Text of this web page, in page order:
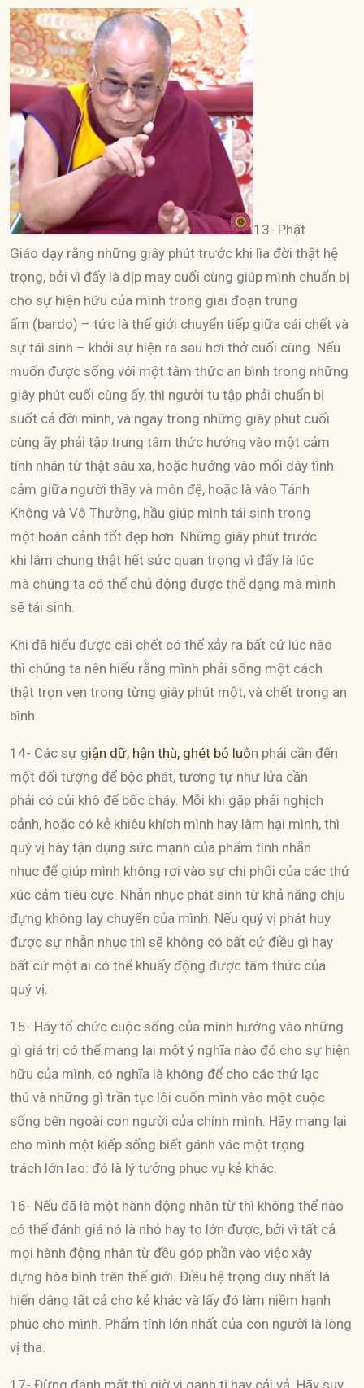
13- Phật
Giáo dạy rằng những giây phút trước khi lìa đời thật hệ
trọng, bởi vì đấy là dịp may cuối cùng giúp mình chuẩn bị
cho sự hiện hữu của mình trong giai đoạn trung
ấm (bardo) – tức là thế giới chuyển tiếp giữa cái chết và
sự tái sinh – khởi sự hiện ra sau hơi thở cuối cùng. Nếu
muốn được sống với một tâm thức an bình trong những
giây phút cuối cùng ấy, thì người tu tập phải chuẩn bị
suốt cả đời mình, và ngay trong những giây phút cuối
cùng ấy phải tập trung tâm thức hướng vào một cảm
tính nhân từ thật sâu xa, hoặc hướng vào mối dây tình
cảm giữa người thầy và môn đệ, hoặc là vào Tánh
Không và Vô Thường, hầu giúp mình tái sinh trong
một hoàn cảnh tốt đẹp hơn. Những giây phút trước
khi lâm chung thật hết sức quan trọng vì đấy là lúc
mà chúng ta có thể chủ động được thể dạng mà mình
sẽ tái sinh.
Khi đã hiểu được cái chết có thể xảy ra bất cứ lúc nào
thì chúng ta nên hiểu rằng mình phải sống một cách
thật trọn vẹn trong từng giây phút một, và chết trong an
bình.
14- Các sự giận dữ, hận thù, ghét bỏ luôn phải cần đến
một đối tượng để bộc phát, tương tự như lửa cần
phải có củi khô để bốc cháy. Mỗi khi gặp phải nghịch
cảnh, hoặc có kẻ khiêu khích mình hay làm hại mình, thì
quý vị hãy tận dụng sức mạnh của phẩm tính nhẫn
nhục để giúp mình không rơi vào sự chi phối của các thứ
xúc cảm tiêu cực. Nhẫn nhục phát sinh từ khả năng chịu
đựng không lay chuyển của mình. Nếu quý vị phát huy
được sự nhẫn nhục thì sẽ không có bất cứ điều gì hay
bất cứ một ai có thể khuấy động được tâm thức của
quý vị.
15- Hãy tổ chức cuộc sống của mình hướng vào những
gì giá trị có thể mang lại một ý nghĩa nào đó cho sự hiện
hữu của mình, có nghĩa là không để cho các thứ lạc
thú và những gì trần tục lôi cuốn mình vào một cuộc
sống bên ngoài con người của chính mình. Hãy mang lại
cho mình một kiếp sống biết gánh vác một trọng
trách lớn lao: đó là lý tưởng phục vụ kẻ khác.
16- Nếu đã là một hành động nhân từ thì không thể nào
có thể đánh giá nó là nhỏ hay to lớn được, bởi vì tất cả
mọi hành động nhân từ đều góp phần vào việc xây
dựng hòa bình trên thế giới. Điều hệ trọng duy nhất là
hiến dâng tất cả cho kẻ khác và lấy đó làm niềm hạnh
phúc cho mình. Phẩm tính lớn nhất của con người là lòng
vị tha.
17- Đừng đánh mất thì giờ vì ganh tị hay cải vả. Hãy suy